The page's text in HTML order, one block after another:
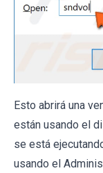
Esto abrirá una
están usando el
se está
usando el